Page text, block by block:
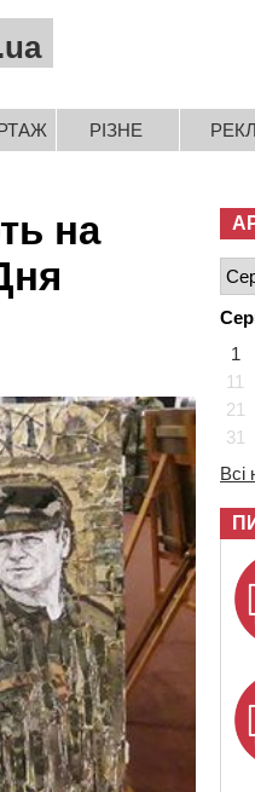
РІЗНЕ
на
1
11
21
31
Всі